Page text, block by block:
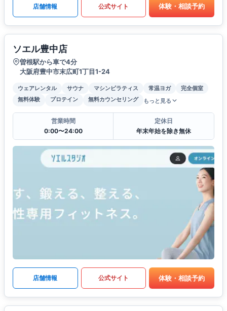
店舗情報 公式サイト 体験・相談予約
ソエル豊中店
曽根駅から車で4分
大阪府豊中市末広町1丁目1-24
ウェアレンタル サウナ マシンピラティス 常温ヨガ
完全個室
無料体験
プロテイン 無料カウンセリング もっと見る
営業時間
0:00〜24:00
定休日
年末年始を除き無休
店舗情報 公式サイト 体験・相談予約